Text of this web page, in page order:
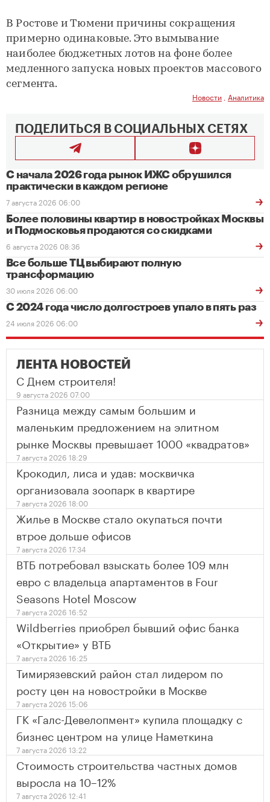
В Ростове и Тюмени причины сокращения
примерно одинаковые. Это вымывание
наиболее бюджетных лотов на фоне более
медленного запуска новых проектов массового
сегмента.
Новости Аналитика
ПОДЕЛИТЬСЯ В СОЦИАЛЬНЫХ СЕТЯХ
С начала 2026 года рынок ИЖС обрушился
практически в каждом регионе
7 августа 2026 06:00
Более половины квартир в новостройках Москвы
и Подмосковья продаются со скидками
6 августа 2026 08:36
Все больше ТЦ выбирают полную
трансформацию
30 июля 2026 06:00
С 2024 года число долгостроев упало в пять раз
24 июля 2026 06:00
ЛЕНТА НОВОСТЕЙ
С Днем строителя!
9 августа 2026 07:00
Разница между самым большим и
маленьким предложением на элитном
рынке Москвы превышает 1000 «квадратов»
7 августа 2026 18:29
Крокодил, лиса и удав: москвичка
организовала зоопарк в квартире
7 августа 2026 18:00
Жилье в Москве стало окупаться почти
втрое дольше офисов
7 августа 2026 17:34
ВТБ потребовал взыскать более 109 млн
евро с владельца апартаментов в Four
Seasons Hotel Moscow
7 августа 2026 16:52
Wildberries приобрел бывший офис банка
«Открытие» у ВТБ
7 августа 2026 16:25
Тимирязевский район стал лидером по
росту цен на новостройки в Москве
7 августа 2026 15:06
ГК «Галс-Девелопмент» купила площадку с
бизнес центром на улице Наметкина
7 августа 2026 13:22
Стоимость строительства частных домов
выросла на 10–12%
7 августа 2026 12:41